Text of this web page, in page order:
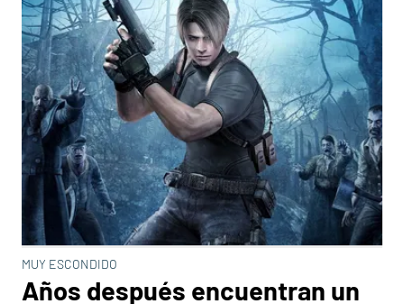
MUY ESCONDIDO
Años después encuentran un